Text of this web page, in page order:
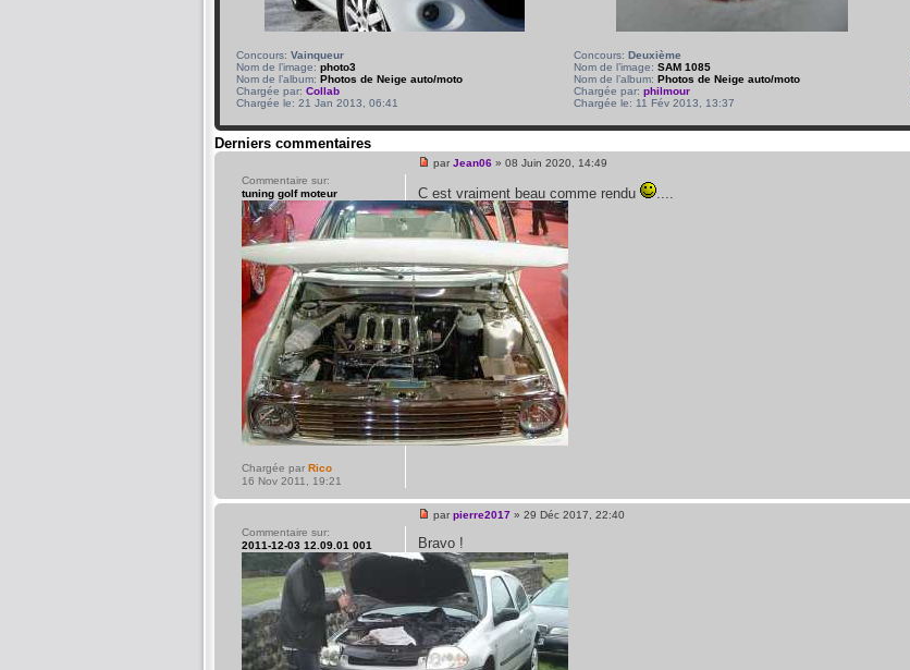
Concours: Vainqueur
Nom de l’image: photo3
Nom de l’album: Photos de Neige auto/moto
Chargée par: Collab
Chargée le: 21 Jan 2013, 06:41
Concours: Deuxième
Nom de l’image: SAM 1085
Nom de l’album: Photos de Neige auto/moto
Chargée par: philmour
Chargée le: 11 Fév 2013, 13:37
Derniers commentaires
par Jean06» 08 Juin 2020, 14:49
C est vraiment beau comme rendu ....
Commentaire sur:
tuning golf moteur
Chargée par Rico
16 Nov 2011, 19:21
par pierre2017» 29 Déc 2017, 22:40
Bravo !
Commentaire sur:
2011-12-03 12.09.01 001